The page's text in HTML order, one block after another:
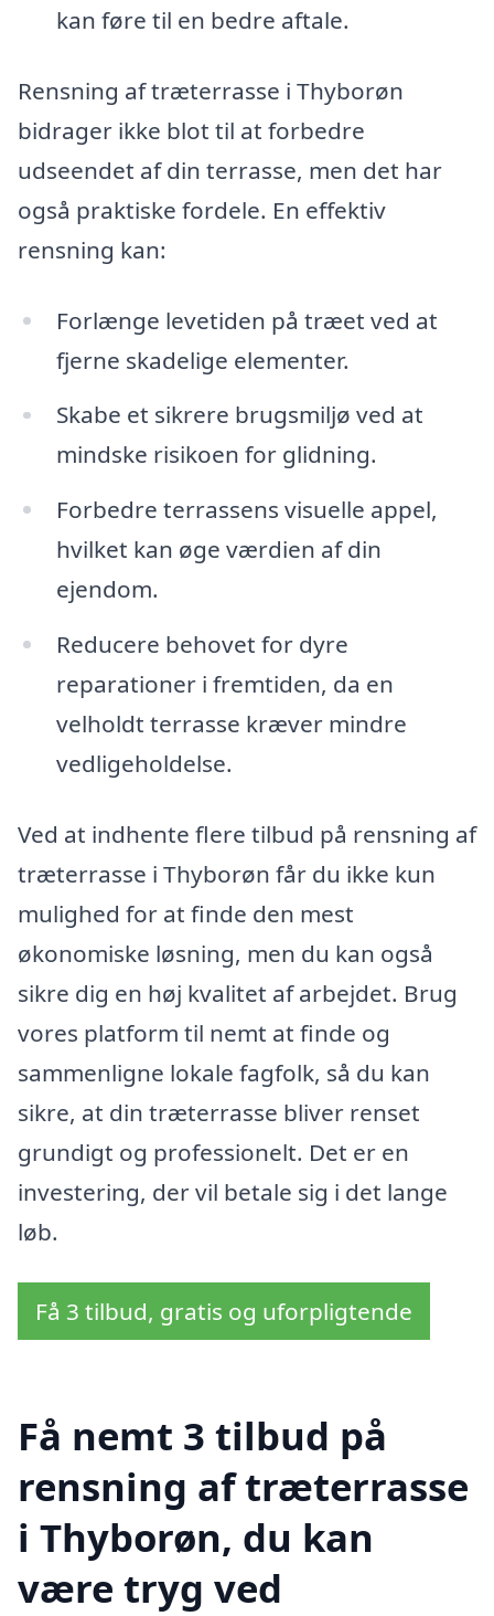
kan føre til en bedre aftale.
Rensning af træterrasse i Thyborøn
bidrager ikke blot til at forbedre
udseendet af din terrasse, men det har
også praktiske fordele. En effektiv
rensning kan:
Forlænge levetiden på træet ved at
fjerne skadelige elementer.
Skabe et sikrere brugsmiljø ved at
mindske risikoen for glidning.
Forbedre terrassens visuelle appel,
hvilket kan øge værdien af din
ejendom.
Reducere behovet for dyre
reparationer i fremtiden, da en
velholdt terrasse kræver mindre
vedligeholdelse.
Ved at indhente flere tilbud på rensning af
træterrasse i Thyborøn får du ikke kun
mulighed for at finde den mest
økonomiske løsning, men du kan også
sikre dig en høj kvalitet af arbejdet. Brug
vores platform til nemt at finde og
sammenligne lokale fagfolk, så du kan
sikre, at din træterrasse bliver renset
grundigt og professionelt. Det er en
investering, der vil betale sig i det lange
løb.
Få 3 tilbud, gratis og uforpligtende
Få nemt 3 tilbud på
rensning af træterrasse
i Thyborøn, du kan
være tryg ved